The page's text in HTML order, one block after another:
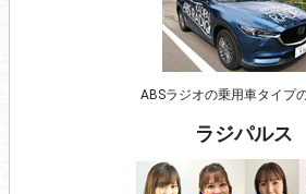
ABSラジオの乗用車タイプ
ラジパルス